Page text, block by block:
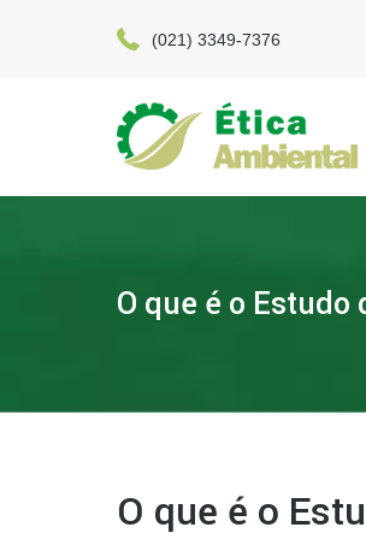
(021) 3349-7376
O que é o
O que é o